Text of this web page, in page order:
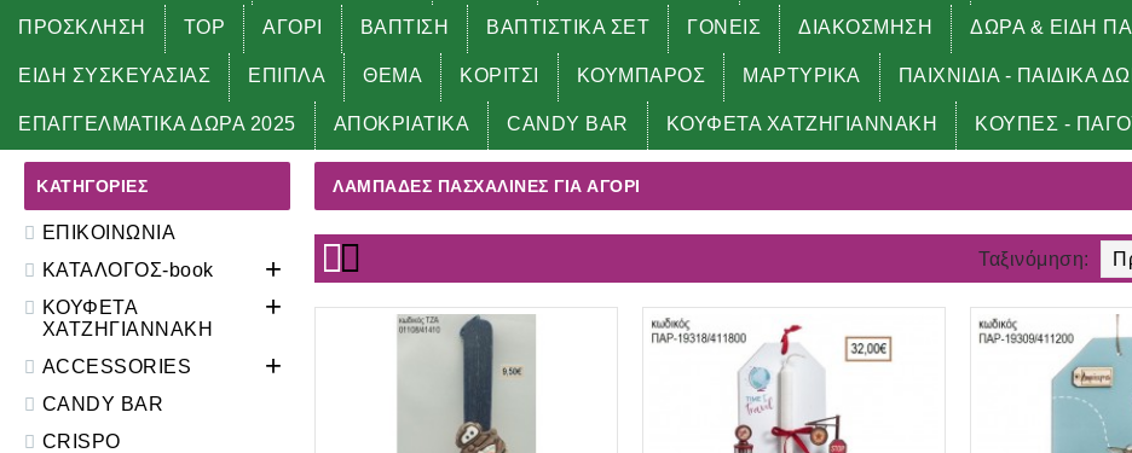
ΠΡΟΣΚΛΗΣΗ TOP ΑΓΟΡΙ ΒΑΠΤΙΣΗ ΒΑΠΤΙΣΤΙΚΑ ΣΕΤ ΓΟΝΕΙΣ ΔΙΑΚΟΣΜΗΣΗ ΔΩΡΑ & ΕΙΔΗ
ΕΙΔΗ ΣΥΣΚΕΥΑΣΙΑΣ ΕΠΙΠΛΑ ΘΕΜΑ ΚΟΡΙΤΣΙ ΚΟΥΜΠΑΡΟΣ ΜΑΡΤΥΡΙΚΑ ΠΑΙΧΝΙΔΙΑ - ΠΑΙΔΙΚΑ
ΕΠΑΓΓΕΛΜΑΤΙΚΑ ΔΩΡΑ 2025 ΑΠΟΚΡΙΑΤΙΚΑ CANDY BAR ΚΟΥΦΕΤΑ ΧΑΤΖΗΓΙΑΝΝΑΚΗ ΚΟΥΠΕΣ -
Αρχική ΠΑΣΧΑΛΙΝΑ ΛΑΜΠΑΔΕΣ ΠΑΣΧΑΛΙΝΕΣ για αγόρι
ΚΑΤΗΓΟΡΊΕΣ
ΕΠΙΚΟΙΝΩΝΙΑ
ΚΑΤΑΛΟΓΟΣ-book
+
ΚΟΥΦΕΤΑ
ΧΑΤΖΗΓΙΑΝΝΑΚΗ
+
ACCESSORIES +
CANDY BAR
CRISPO
ΛΑΜΠΑΔΕΣ ΠΑΣΧΑΛΙΝΕΣ ΓΙΑ ΑΓΌΡΙ
Ταξινόμηση: